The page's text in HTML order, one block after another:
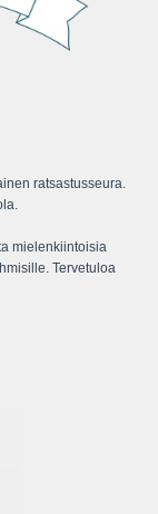
ratsastusseura.
mielenkiintoisia
Tervetuloa